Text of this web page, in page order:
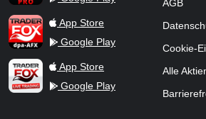
TraderFox dpa-AFX ProFeed
App Store
Google Play
TraderFox Live Trading
App Store
Google Play
AGB
Cookie-
Alle